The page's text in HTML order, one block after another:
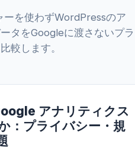
を使わずWordPressのア
タをGoogleに渡さないプラ
較します。
アナリティクス
：プライバシー・規